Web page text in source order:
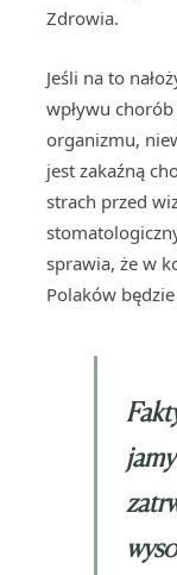
Zdrowia.
Jeśli na to
wpływu
organizmu,
jest zakaźną
strach przed
sprawia, że w
Polaków